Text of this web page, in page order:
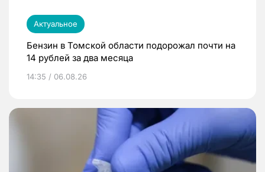
Актуальное
Бензин в Томской области подорожал почти на
14 рублей за два месяца
14:35 / 06.08.26